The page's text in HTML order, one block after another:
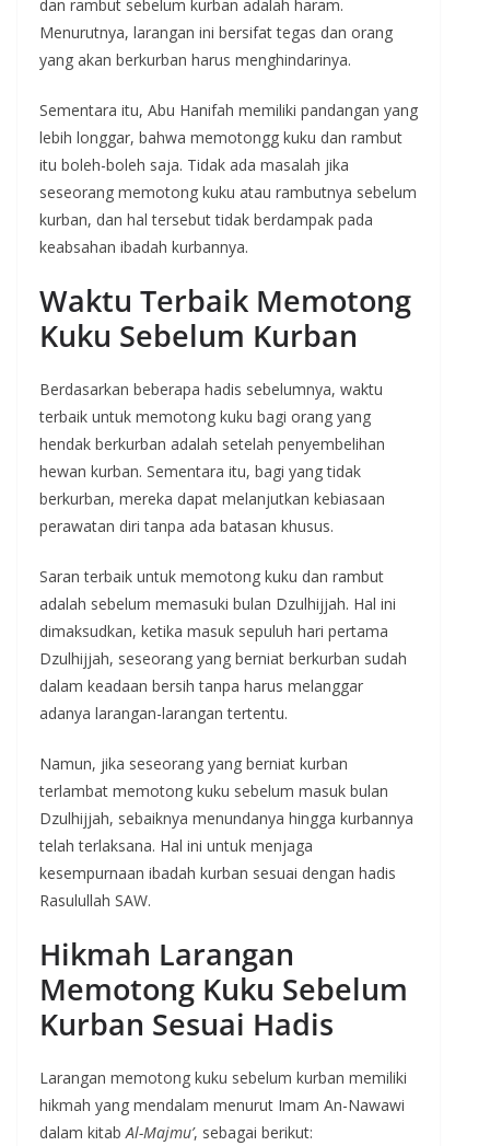
dan rambut sebelum kurban adalah haram.
Menurutnya, larangan ini bersifat tegas dan orang
yang akan berkurban harus menghindarinya.
Sementara itu, Abu Hanifah memiliki pandangan yang
lebih longgar, bahwa memotongg kuku dan rambut
itu boleh-boleh saja. Tidak ada masalah jika
seseorang memotong kuku atau rambutnya sebelum
kurban, dan hal tersebut tidak berdampak pada
keabsahan ibadah kurbannya.
Waktu Terbaik Memotong
Kuku Sebelum Kurban
Berdasarkan beberapa hadis sebelumnya, waktu
terbaik untuk memotong kuku bagi orang yang
hendak berkurban adalah setelah penyembelihan
hewan kurban. Sementara itu, bagi yang tidak
berkurban, mereka dapat melanjutkan kebiasaan
perawatan diri tanpa ada batasan khusus.
Saran terbaik untuk memotong kuku dan rambut
adalah sebelum memasuki bulan Dzulhijjah. Hal ini
dimaksudkan, ketika masuk sepuluh hari pertama
Dzulhijjah, seseorang yang berniat berkurban sudah
dalam keadaan bersih tanpa harus melanggar
adanya larangan-larangan tertentu.
Namun, jika seseorang yang berniat kurban
terlambat memotong kuku sebelum masuk bulan
Dzulhijjah, sebaiknya menundanya hingga kurbannya
telah terlaksana. Hal ini untuk menjaga
kesempurnaan ibadah kurban sesuai dengan hadis
Rasulullah SAW.
Hikmah Larangan
Memotong Kuku Sebelum
Kurban Sesuai Hadis
Larangan memotong kuku sebelum kurban memiliki
hikmah yang mendalam menurut Imam An-Nawawi
dalam kitabAl-Majmu’, sebagai berikut: